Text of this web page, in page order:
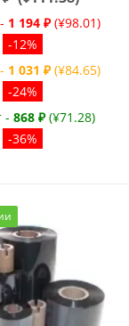
1 194 ₽ (¥98.01)
-12%
1 031 ₽ (¥84.65)
-24%
- 868 ₽ (¥71.28)
-36%